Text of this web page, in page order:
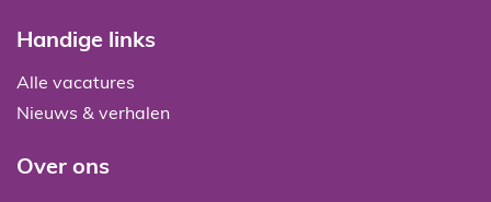
Handige links
Alle vacatures
Nieuws & verhalen
Over ons